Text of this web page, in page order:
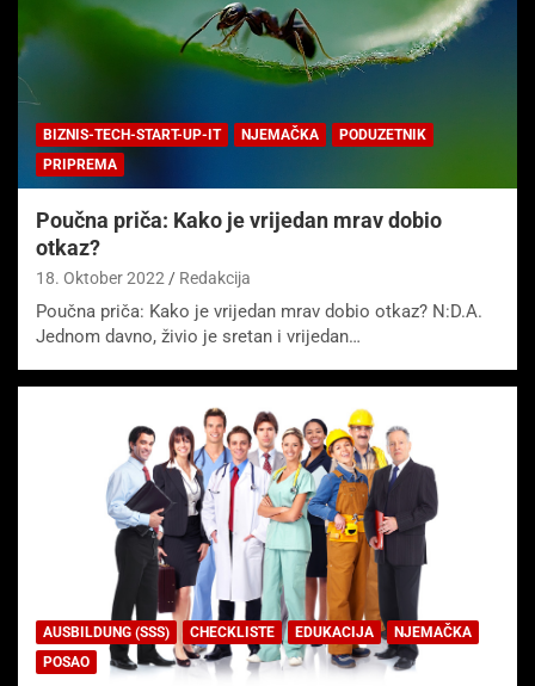
BIZNIS-TECH-START-UP-IT NJEMAČKA
PODUZETNIK
PRIPREMA
Poučna priča: Kako je vrijedan mrav dobio
otkaz?
18. Oktober 2022 Redakcija
Poučna priča: Kako je vrijedan mrav dobio otkaz? N:D.A.
Jednom davno, živio je sretan i vrijedan…
AUSBILDUNG (SSS) CHECKLISTE EDUKACIJA
NJEMAČKA
POSAO